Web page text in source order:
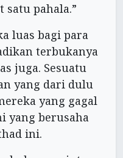
satu pahala.”
luas bagi para
terbukanya
juga. Sesuatu
yang dari dulu
yang gagal
yang berusaha
ini.